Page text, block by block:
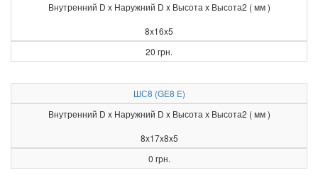
Внутренний D x Наружний D x Высота х Высота2 ( мм )
8x16x5
20 грн.
ШС8 (GE8 E)
Внутренний D x Наружний D x Высота х Высота2 ( мм )
8x17x8x5
0 грн.